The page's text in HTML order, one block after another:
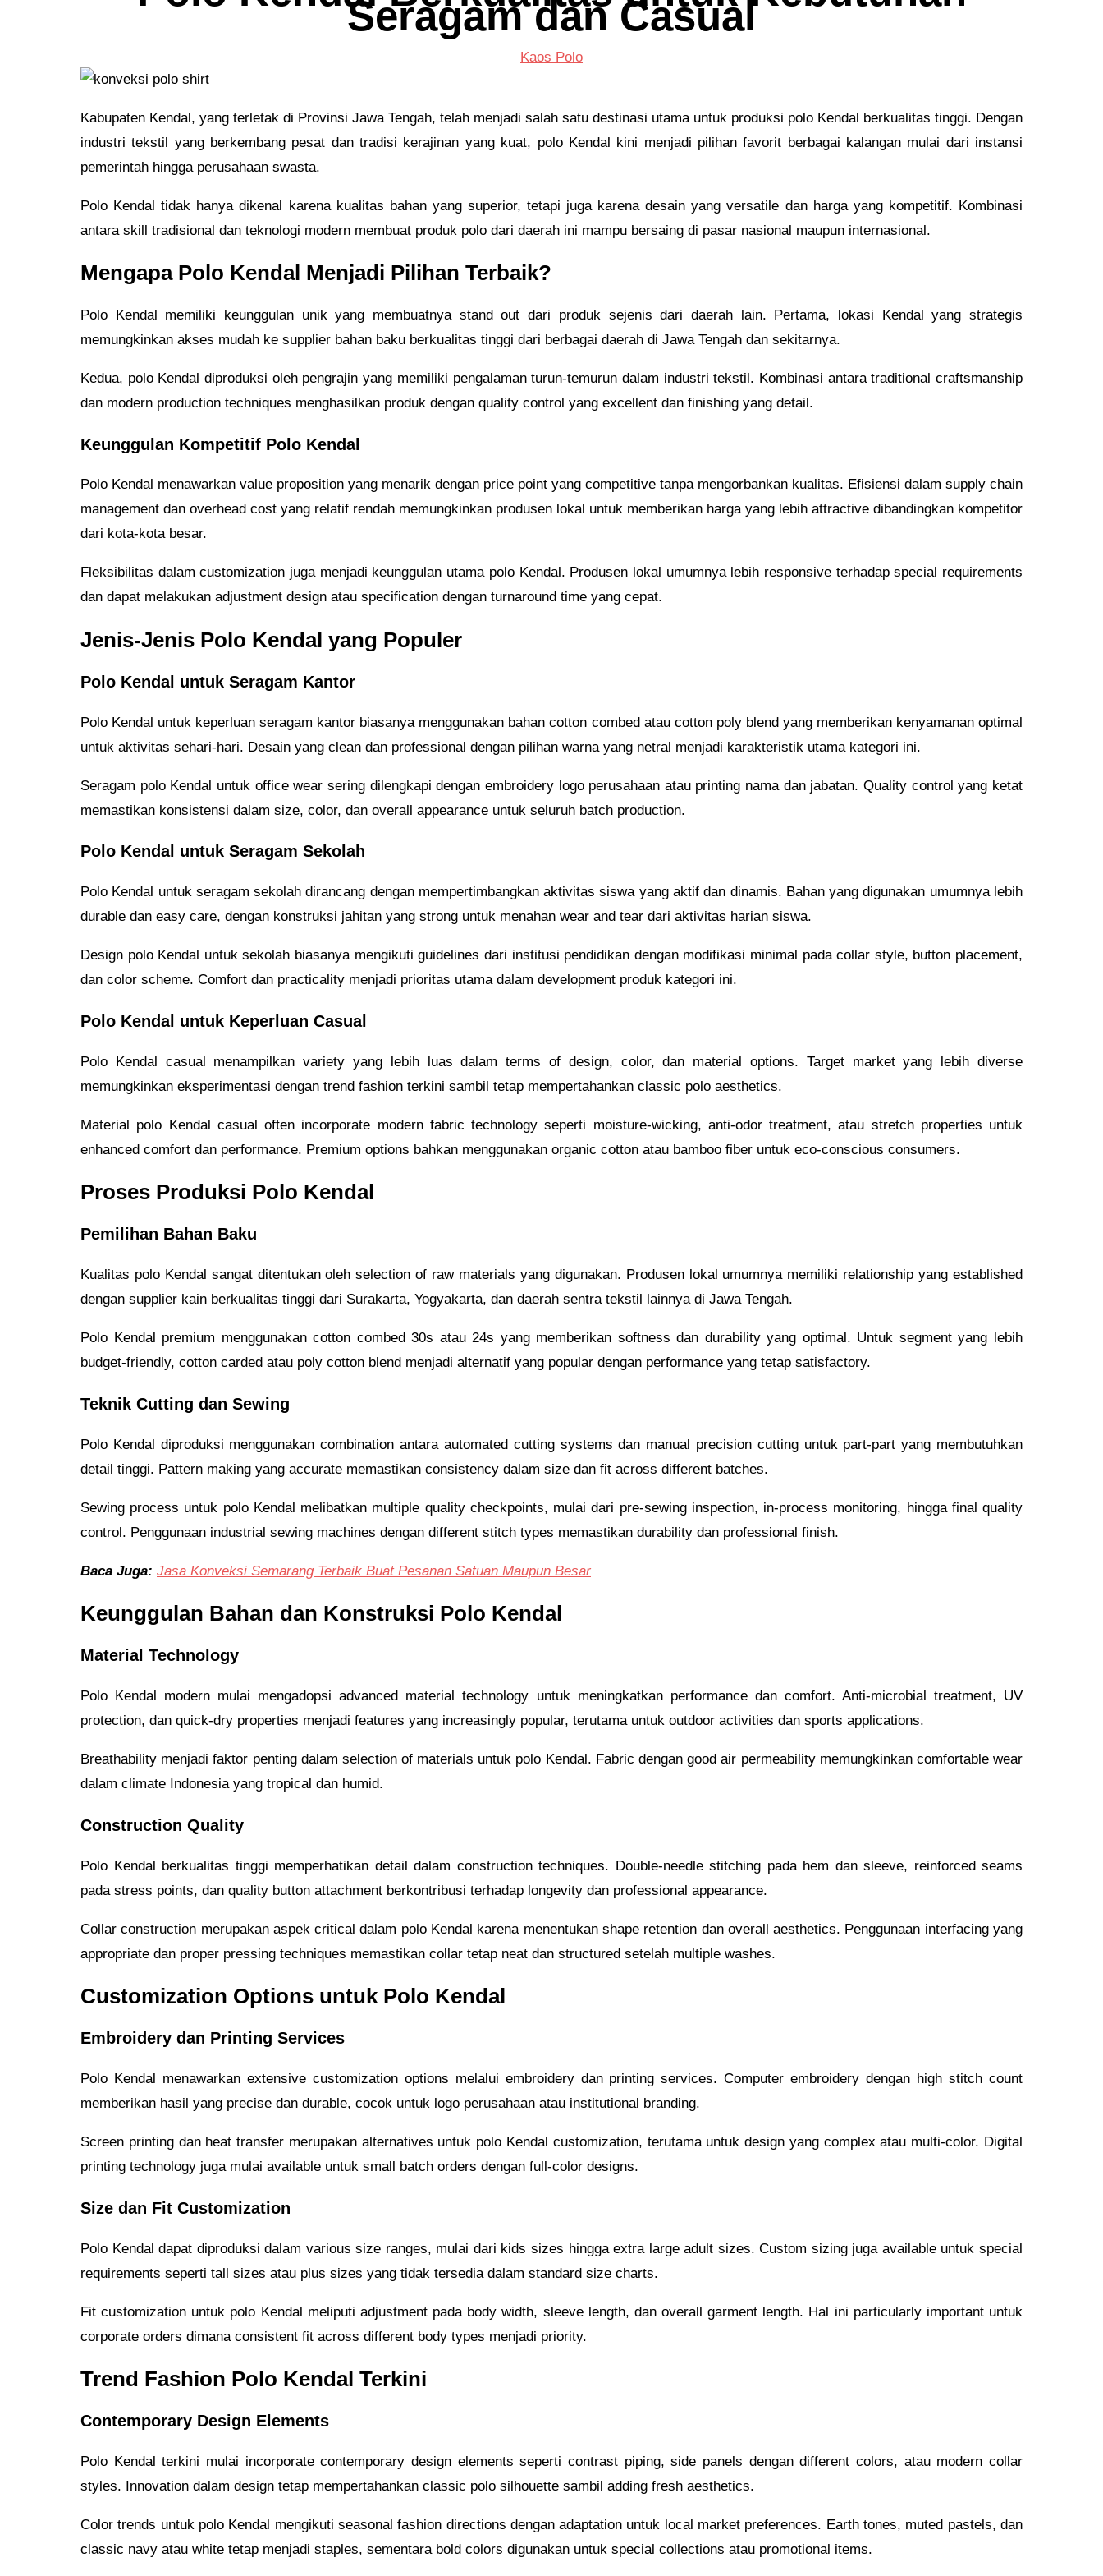
Seragam dan Casual
Kaos Polo
Kabupaten Kendal, yang terletak di Provinsi Jawa Tengah, telah menjadi salah satu destinasi utama untuk produksi polo Kendal berkualitas tinggi. Dengan
industri tekstil yang berkembang pesat dan tradisi kerajinan yang kuat, polo Kendal kini menjadi pilihan favorit berbagai kalangan mulai dari instansi
pemerintah hingga perusahaan swasta.
Polo Kendal tidak hanya dikenal karena kualitas bahan yang superior, tetapi juga karena desain yang versatile dan harga yang kompetitif. Kombinasi
antara skill tradisional dan teknologi modern membuat produk polo dari daerah ini mampu bersaing di pasar nasional maupun internasional.
Mengapa Polo Kendal Menjadi Pilihan Terbaik?
Polo Kendal memiliki keunggulan unik yang membuatnya stand out dari produk sejenis dari daerah lain. Pertama, lokasi Kendal yang strategis
memungkinkan akses mudah ke supplier bahan baku berkualitas tinggi dari berbagai daerah di Jawa Tengah dan sekitarnya.
Kedua, polo Kendal diproduksi oleh pengrajin yang memiliki pengalaman turun-temurun dalam industri tekstil. Kombinasi antara traditional craftsmanship
dan modern production techniques menghasilkan produk dengan quality control yang excellent dan finishing yang detail.
Keunggulan Kompetitif Polo Kendal
Polo Kendal menawarkan value proposition yang menarik dengan price point yang competitive tanpa mengorbankan kualitas. Efisiensi dalam supply chain
management dan overhead cost yang relatif rendah memungkinkan produsen lokal untuk memberikan harga yang lebih attractive dibandingkan kompetitor
dari kota-kota besar.
Fleksibilitas dalam customization juga menjadi keunggulan utama polo Kendal. Produsen lokal umumnya lebih responsive terhadap special requirements
dan dapat melakukan adjustment design atau specification dengan turnaround time yang cepat.
Jenis-Jenis Polo Kendal yang Populer
Polo Kendal untuk Seragam Kantor
Polo Kendal untuk keperluan seragam kantor biasanya menggunakan bahan cotton combed atau cotton poly blend yang memberikan kenyamanan optimal
untuk aktivitas sehari-hari. Desain yang clean dan professional dengan pilihan warna yang netral menjadi karakteristik utama kategori ini.
Seragam polo Kendal untuk office wear sering dilengkapi dengan embroidery logo perusahaan atau printing nama dan jabatan. Quality control yang ketat
memastikan konsistensi dalam size, color, dan overall appearance untuk seluruh batch production.
Polo Kendal untuk Seragam Sekolah
Polo Kendal untuk seragam sekolah dirancang dengan mempertimbangkan aktivitas siswa yang aktif dan dinamis. Bahan yang digunakan umumnya lebih
durable dan easy care, dengan konstruksi jahitan yang strong untuk menahan wear and tear dari aktivitas harian siswa.
Design polo Kendal untuk sekolah biasanya mengikuti guidelines dari institusi pendidikan dengan modifikasi minimal pada collar style, button placement,
dan color scheme. Comfort dan practicality menjadi prioritas utama dalam development produk kategori ini.
Polo Kendal untuk Keperluan Casual
Polo Kendal casual menampilkan variety yang lebih luas dalam terms of design, color, dan material options. Target market yang lebih diverse
memungkinkan eksperimentasi dengan trend fashion terkini sambil tetap mempertahankan classic polo aesthetics.
Material polo Kendal casual often incorporate modern fabric technology seperti moisture-wicking, anti-odor treatment, atau stretch properties untuk
enhanced comfort dan performance. Premium options bahkan menggunakan organic cotton atau bamboo fiber untuk eco-conscious consumers.
Proses Produksi Polo Kendal
Pemilihan Bahan Baku
Kualitas polo Kendal sangat ditentukan oleh selection of raw materials yang digunakan. Produsen lokal umumnya memiliki relationship yang established
dengan supplier kain berkualitas tinggi dari Surakarta, Yogyakarta, dan daerah sentra tekstil lainnya di Jawa Tengah.
Polo Kendal premium menggunakan cotton combed 30s atau 24s yang memberikan softness dan durability yang optimal. Untuk segment yang lebih
budget-friendly, cotton carded atau poly cotton blend menjadi alternatif yang popular dengan performance yang tetap satisfactory.
Teknik Cutting dan Sewing
Polo Kendal diproduksi menggunakan combination antara automated cutting systems dan manual precision cutting untuk part-part yang membutuhkan
detail tinggi. Pattern making yang accurate memastikan consistency dalam size dan fit across different batches.
Sewing process untuk polo Kendal melibatkan multiple quality checkpoints, mulai dari pre-sewing inspection, in-process monitoring, hingga final quality
control. Penggunaan industrial sewing machines dengan different stitch types memastikan durability dan professional finish.
Baca Juga: Jasa Konveksi Semarang Terbaik Buat Pesanan Satuan Maupun Besar
Keunggulan Bahan dan Konstruksi Polo Kendal
Material Technology
Polo Kendal modern mulai mengadopsi advanced material technology untuk meningkatkan performance dan comfort. Anti-microbial treatment, UV
protection, dan quick-dry properties menjadi features yang increasingly popular, terutama untuk outdoor activities dan sports applications.
Breathability menjadi faktor penting dalam selection of materials untuk polo Kendal. Fabric dengan good air permeability memungkinkan comfortable wear
dalam climate Indonesia yang tropical dan humid.
Construction Quality
Polo Kendal berkualitas tinggi memperhatikan detail dalam construction techniques. Double-needle stitching pada hem dan sleeve, reinforced seams
pada stress points, dan quality button attachment berkontribusi terhadap longevity dan professional appearance.
Collar construction merupakan aspek critical dalam polo Kendal karena menentukan shape retention dan overall aesthetics. Penggunaan interfacing yang
appropriate dan proper pressing techniques memastikan collar tetap neat dan structured setelah multiple washes.
Customization Options untuk Polo Kendal
Embroidery dan Printing Services
Polo Kendal menawarkan extensive customization options melalui embroidery dan printing services. Computer embroidery dengan high stitch count
memberikan hasil yang precise dan durable, cocok untuk logo perusahaan atau institutional branding.
Screen printing dan heat transfer merupakan alternatives untuk polo Kendal customization, terutama untuk design yang complex atau multi-color. Digital
printing technology juga mulai available untuk small batch orders dengan full-color designs.
Size dan Fit Customization
Polo Kendal dapat diproduksi dalam various size ranges, mulai dari kids sizes hingga extra large adult sizes. Custom sizing juga available untuk special
requirements seperti tall sizes atau plus sizes yang tidak tersedia dalam standard size charts.
Fit customization untuk polo Kendal meliputi adjustment pada body width, sleeve length, dan overall garment length. Hal ini particularly important untuk
corporate orders dimana consistent fit across different body types menjadi priority.
Trend Fashion Polo Kendal Terkini
Contemporary Design Elements
Polo Kendal terkini mulai incorporate contemporary design elements seperti contrast piping, side panels dengan different colors, atau modern collar
styles. Innovation dalam design tetap mempertahankan classic polo silhouette sambil adding fresh aesthetics.
Color trends untuk polo Kendal mengikuti seasonal fashion directions dengan adaptation untuk local market preferences. Earth tones, muted pastels, dan
classic navy atau white tetap menjadi staples, sementara bold colors digunakan untuk special collections atau promotional items.